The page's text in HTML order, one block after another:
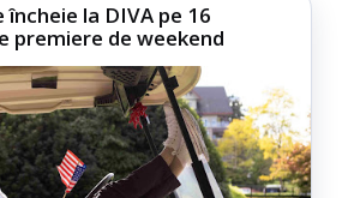
încheie la DIVA pe 16
premiere de weekend